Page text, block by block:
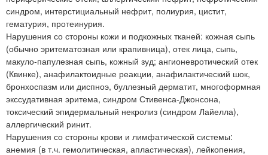
синдром, интерстициальный нефрит, полиурия, цистит,
гематурия, протеинурия.
Нарушения со стороны кожи и подкожных тканей: кожная сыпь
(обычно эритематозная или крапивница), отек лица, сыпь,
макуло-папулезная сыпь, кожный зуд; ангионевротический отек
(Квинке), анафилактоидные реакции, анафилактический шок,
бронхоспазм или диспноэ, буллезный дерматит, многоформная
экссудативная эритема, синдром Стивенса-Джонсона,
токсический эпидермальный некролиз (синдром Лайелла),
аллергический ринит.
Нарушения со стороны крови и лимфатической системы:
анемия (в т.ч. гемолитическая, апластическая), лейкопения,